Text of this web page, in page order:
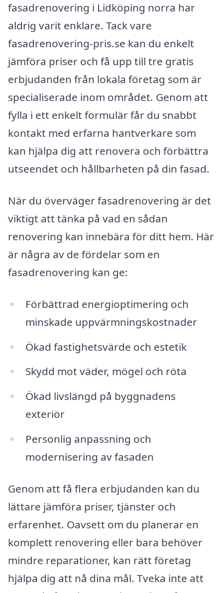
fasadrenovering i Lidköping norra har
aldrig varit enklare. Tack vare
fasadrenovering-pris.se kan du enkelt
jämföra priser och få upp till tre gratis
erbjudanden från lokala företag som är
specialiserade inom området. Genom att
fylla i ett enkelt formulär får du snabbt
kontakt med erfarna hantverkare som
kan hjälpa dig att renovera och förbättra
utseendet och hållbarheten på din fasad.
När du överväger fasadrenovering är det
viktigt att tänka på vad en sådan
renovering kan innebära för ditt hem. Här
är några av de fördelar som en
fasadrenovering kan ge:
Förbättrad energioptimering och
minskade uppvärmningskostnader
Ökad fastighetsvärde och estetik
Skydd mot väder, mögel och röta
Ökad livslängd på byggnadens
exteriör
Personlig anpassning och
modernisering av fasaden
Genom att få flera erbjudanden kan du
lättare jämföra priser, tjänster och
erfarenhet. Oavsett om du planerar en
komplett renovering eller bara behöver
mindre reparationer, kan rätt företag
hjälpa dig att nå dina mål. Tveka inte att